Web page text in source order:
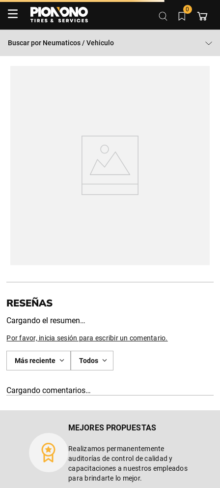
0
Buscar por Neumaticos / Vehiculo
Cargando el resumen…
Por favor, inicia sesión para escribir un comentario.
Más reciente Todos
Cargando comentarios…
MEJORES PROPUESTAS
Realizamos permanentemente
auditorías de control de calidad y
capacitaciones a nuestros empleados
para brindarte lo mejor.